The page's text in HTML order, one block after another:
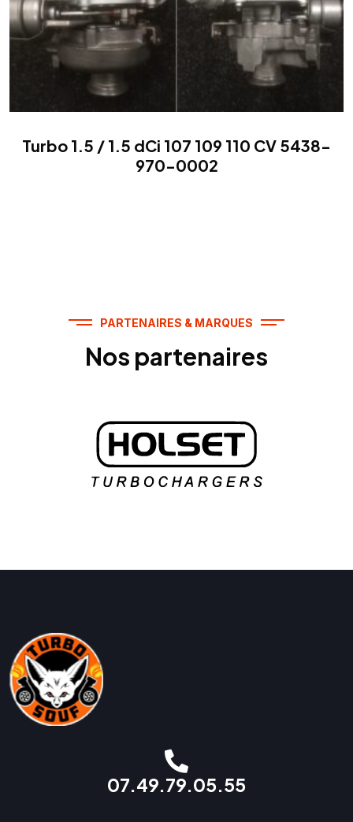
Turbo 1.5 / 1.5 dCi 107 109 110 CV 5438-
970-0002
PARTENAIRES & MARQUES
Nos partenaires
07.49.79.05.55